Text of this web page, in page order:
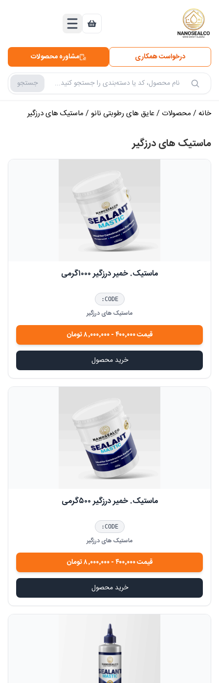
درخواست همکاری مشاوره محصولات
جستجو در محصولات جستجو
خانه / محصولات /عایق های رطوبتی نانو / ماستیک های درزگیر
ماستیک های درزگیر
ماستیک. خمیر درزگیر ۱۰۰۰گرمی
CODE:
ماستیک های درزگیر
قیمت۴۰۰٬۰۰۰-۸٬۰۰۰٬۰۰۰تومان
خرید محصول
ماستیک. خمیر درزگیر ۵۰۰گرمی
CODE:
ماستیک های درزگیر
قیمت۴۰۰٬۰۰۰-۸٬۰۰۰٬۰۰۰تومان
خرید محصول